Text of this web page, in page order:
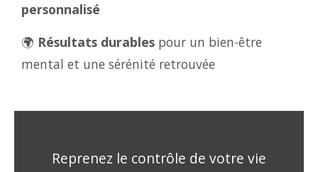
personnalisé
🌍 Résultats durables pour un bien-être
mental et une sérénité retrouvée
Reprenez le contrôle de votre vie